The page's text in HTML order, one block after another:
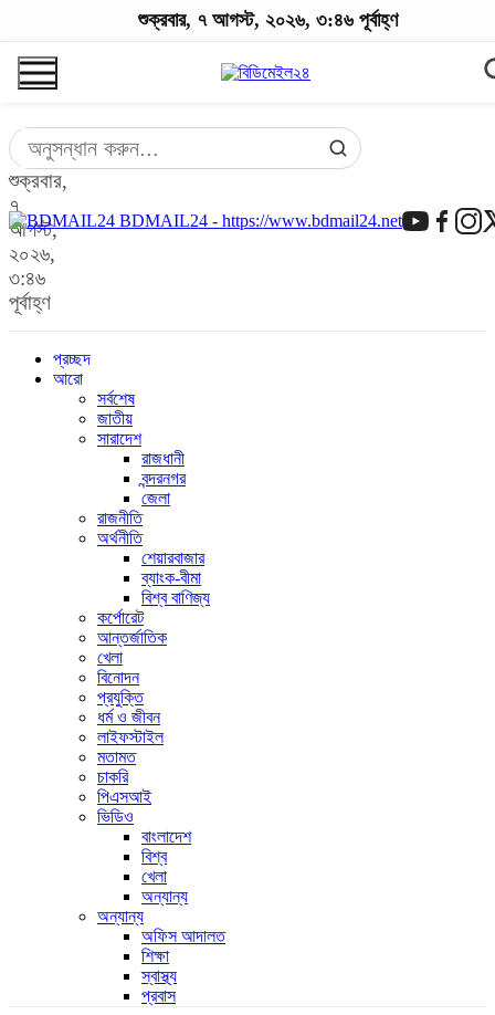
শুক্রবার,
৭
আগস্ট,
২০২৬,
৩:৪৬
পূর্বাহ্ণ
BDMAIL24 - https://www.bdmail24.net
প্রচ্ছদ
আরো
সর্বশেষ
জাতীয়
সারাদেশ
রাজধানী
বন্দরনগর
জেলা
রাজনীতি
অর্থনীতি
শেয়ারবাজার
ব্যাংক-বীমা
বিশ্ব বাণিজ্য
কর্পোরেট
আন্তর্জাতিক
খেলা
বিনোদন
প্রযুক্তি
ধর্ম ও জীবন
লাইফস্টাইল
মতামত
চাকরি
পিএসআই
ভিডিও
বাংলাদেশ
বিশ্ব
খেলা
অন্যান্য
অন্যান্য
অফিস আদালত
শিক্ষা
স্বাস্থ্য
প্রবাস
শুক্রবার, ৭ আগস্ট, ২০২৬, ৩:৪৬ পূর্বাহ্ণ